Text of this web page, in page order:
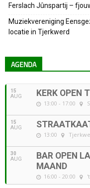
Ferslach Jûnspartij –
Muziekvereniging
locatie in Tjerkwerd
AGENDA
15
AUG KERK OPEN
13:00 - 17:00
15
AUG
13:00
30
AUG
BAR OPEN
MAAND
16:00 - 20:00